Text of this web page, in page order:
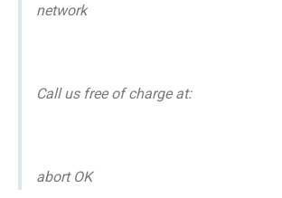
network
Call us free of charge at:
abort OK